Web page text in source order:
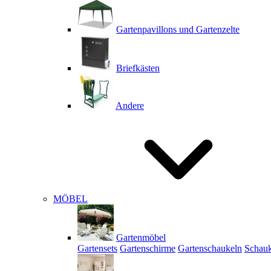
Gartenpavillons und Gartenzelte
Briefkästen
Andere
MÖBEL
Gartenmöbel
Gartensets Gartenschirme Gartenschaukeln